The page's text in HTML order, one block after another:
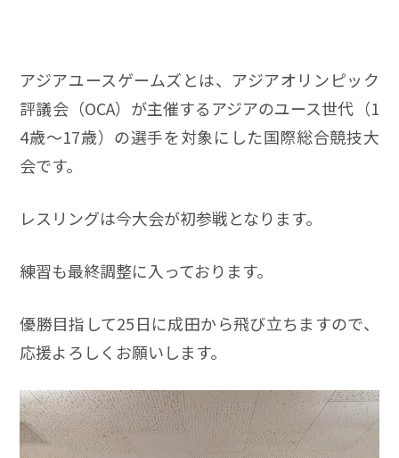
アジアユースゲームズとは、アジアオリンピック
評議会（OCA）が主催するアジアのユース世代（1
4歳〜17歳）の選手を対象にした国際総合競技大
会です。
レスリングは今大会が初参戦となります。
練習も最終調整に入っております。
優勝目指して25日に成田から飛び立ちますので、
応援よろしくお願いします。